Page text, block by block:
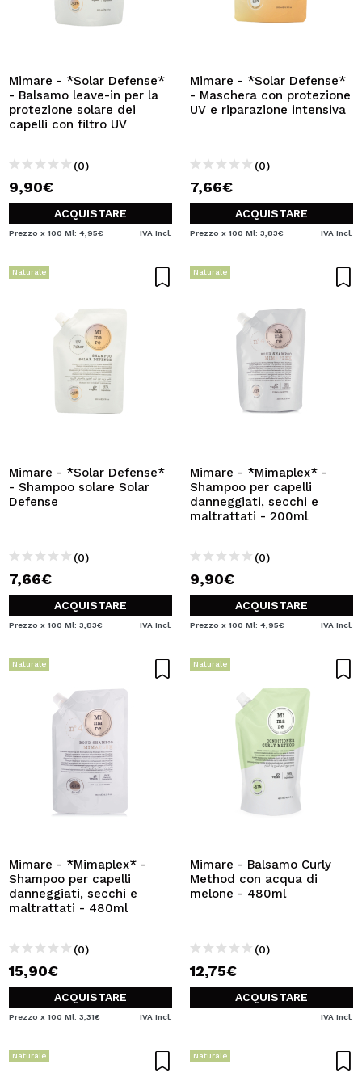
Mimare - *Solar Defense*
- Balsamo leave-in per la
protezione solare dei
capelli con filtro UV
(0)
9,90€
ACQUISTARE
Prezzo x 100 Ml: 4,95€ IVA Incl.
Mimare - *Solar Defense*
- Maschera con protezione
UV e riparazione intensiva
(0)
7,66€
ACQUISTARE
Prezzo x 100 Ml: 3,83€ IVA Incl.
Naturale
Mimare - *Solar Defense*
- Shampoo solare Solar
Defense
(0)
7,66€
ACQUISTARE
Prezzo x 100 Ml: 3,83€ IVA Incl.
Naturale
Mimare - *Mimaplex* -
Shampoo per capelli
danneggiati, secchi e
maltrattati - 200ml
(0)
9,90€
ACQUISTARE
Prezzo x 100 Ml: 4,95€ IVA Incl.
Naturale
Mimare - *Mimaplex* -
Shampoo per capelli
danneggiati, secchi e
maltrattati - 480ml
(0)
15,90€
ACQUISTARE
Prezzo x 100 Ml: 3,31€ IVA Incl.
Naturale
Mimare - Balsamo Curly
Method con acqua di
melone - 480ml
(0)
12,75€
ACQUISTARE
IVA Incl.
Naturale Naturale